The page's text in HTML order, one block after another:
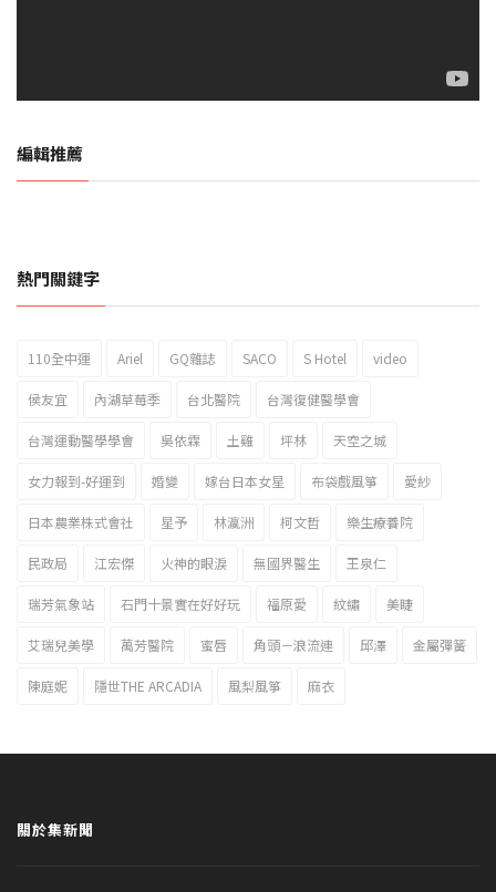
編輯推薦
2023新北市北海岸國際風箏節「風在石起」霸氣回歸
熱門關鍵字
110全中運 Ariel GQ雜誌 SACO S Hotel video
侯友宜 內湖草莓季 台北醫院 台灣復健醫學會
台灣運動醫學學會 吳依霖 土雞 坪林 天空之城
女力報到-好運到 婚變 嫁台日本女星 布袋戲風箏 愛紗
日本農業株式會社 星予 林瀛洲 柯文哲 樂生療養院
民政局 江宏傑 火神的眼淚 無國界醫生 王泉仁
瑞芳氣象站 石門十景實在好好玩 福原愛 紋繡 美睫
艾瑞兒美學 萬芳醫院 蜜唇 角頭－浪流連 邱澤 金屬彈簧
陳庭妮 隱世THE ARCADIA 風梨風箏 麻衣
關於集新聞